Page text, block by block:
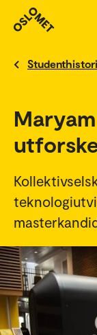
English version